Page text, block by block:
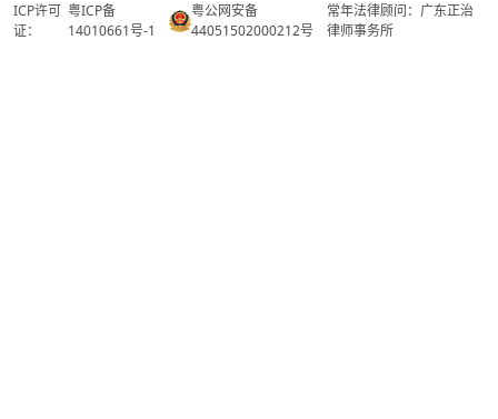
ICP许可
证：
粤ICP备
14010661号-1
粤公网安备
44051502000212号
常年法律顾问：广东正治
律师事务所